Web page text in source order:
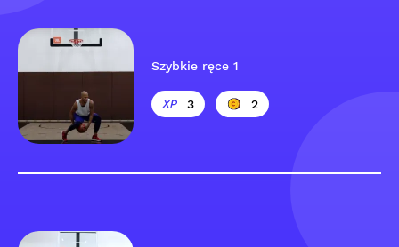
Szybkie ręce 1
3 2